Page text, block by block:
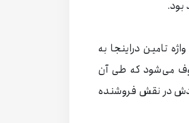
تامین دراینجا به
می‌شود که طی آن
در نقش فروشنده